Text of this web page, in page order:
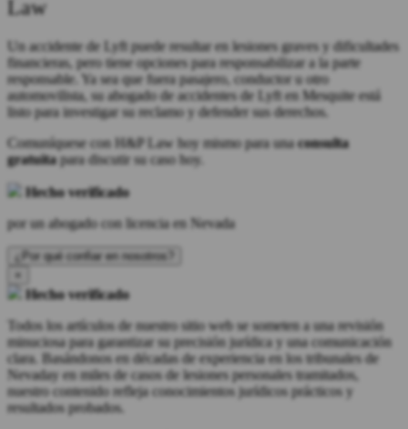
Law
Un accidente de Lyft puede resultar en lesiones graves y dificultades
financieras, pero tiene opciones para responsabilizar a la parte
responsable. Ya sea que fuera pasajero, conductor u otro
automovilista, su abogado de accidentes de Lyft en Mesquite está
listo para investigar su reclamo y defender sus derechos.
Comuníquese con H&P Law hoy mismo para unaconsulta
gratuitapara discutir su caso hoy.
Hecho verificado
por un abogado con licencia en Nevada
¿Por qué confiar en nosotros?
×
Hecho verificado
Todos los artículos de nuestro sitio web se someten a una revisión
minuciosa para garantizar su precisión jurídica y una comunicación
clara. Basándonos en décadas de experiencia en los tribunales de
Nevaday en miles de casos de lesiones personales tramitados,
nuestro contenido refleja conocimientos jurídicos prácticos y
resultados probados.